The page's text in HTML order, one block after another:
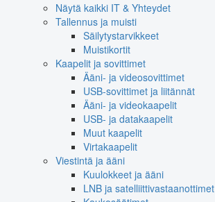
Näytä kaikki IT & Yhteydet
Tallennus ja muisti
Säilytystarvikkeet
Muistikortit
Kaapelit ja sovittimet
Ääni- ja videosovittimet
USB-sovittimet ja liitännät
Ääni- ja videokaapelit
USB- ja datakaapelit
Muut kaapelit
Virtakaapelit
Viestintä ja ääni
Kuulokkeet ja ääni
LNB ja satelliittivastaanottimet